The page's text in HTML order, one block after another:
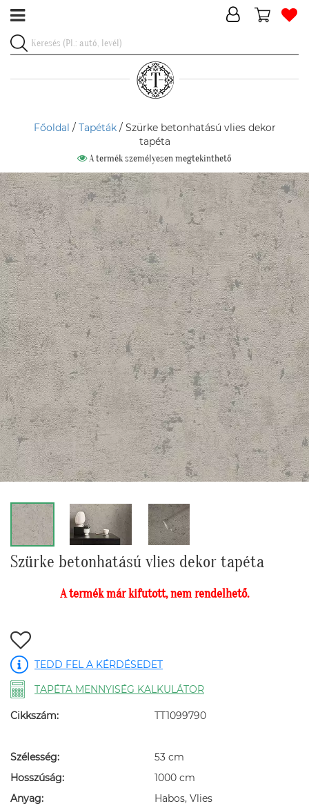
Főoldal / Tapéták/ Szürke betonhatású vlies dekor
tapéta
A termék személyesen megtekinthető
Szürke betonhatású vlies dekor tapéta
A termék már kifutott, nem rendelhető.
TEDD FEL A KÉRDÉSEDET
TAPÉTA MENNYISÉG KALKULÁTOR
Cikkszám: TT1099790
Szélesség:
53 cm
Hosszúság:
1000 cm
Anyag:
Habos, Vlies